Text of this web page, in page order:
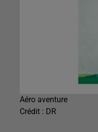
Aéro aventure
Crédit : DR